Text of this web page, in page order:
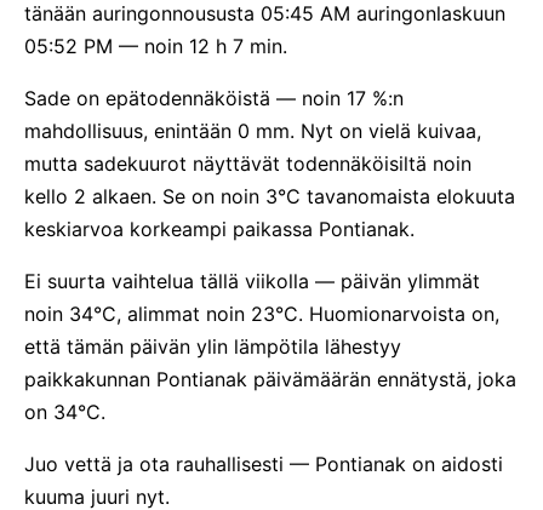
tänään auringonnoususta 05:45 AM auringonlaskuun
05:52 PM — noin 12 h 7 min.
Sade on epätodennäköistä — noin 17 %:n
mahdollisuus, enintään 0 mm. Nyt on vielä kuivaa,
mutta sadekuurot näyttävät todennäköisiltä noin
kello 2 alkaen. Se on noin 3°C tavanomaista elokuuta
keskiarvoa korkeampi paikassa Pontianak.
Ei suurta vaihtelua tällä viikolla — päivän ylimmät
noin 34°C, alimmat noin 23°C. Huomionarvoista on,
että tämän päivän ylin lämpötila lähestyy
paikkakunnan Pontianak päivämäärän ennätystä, joka
on 34°C.
Juo vettä ja ota rauhallisesti — Pontianak on aidosti
kuuma juuri nyt.